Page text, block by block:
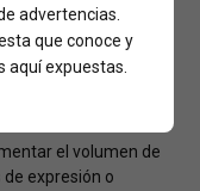
no aptas para el
el volumen de
expresión o
advertencias.
que conoce y
aquí expuestas.